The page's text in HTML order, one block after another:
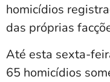
homicídios
das próprias
Até esta sexta-
65 homicídios